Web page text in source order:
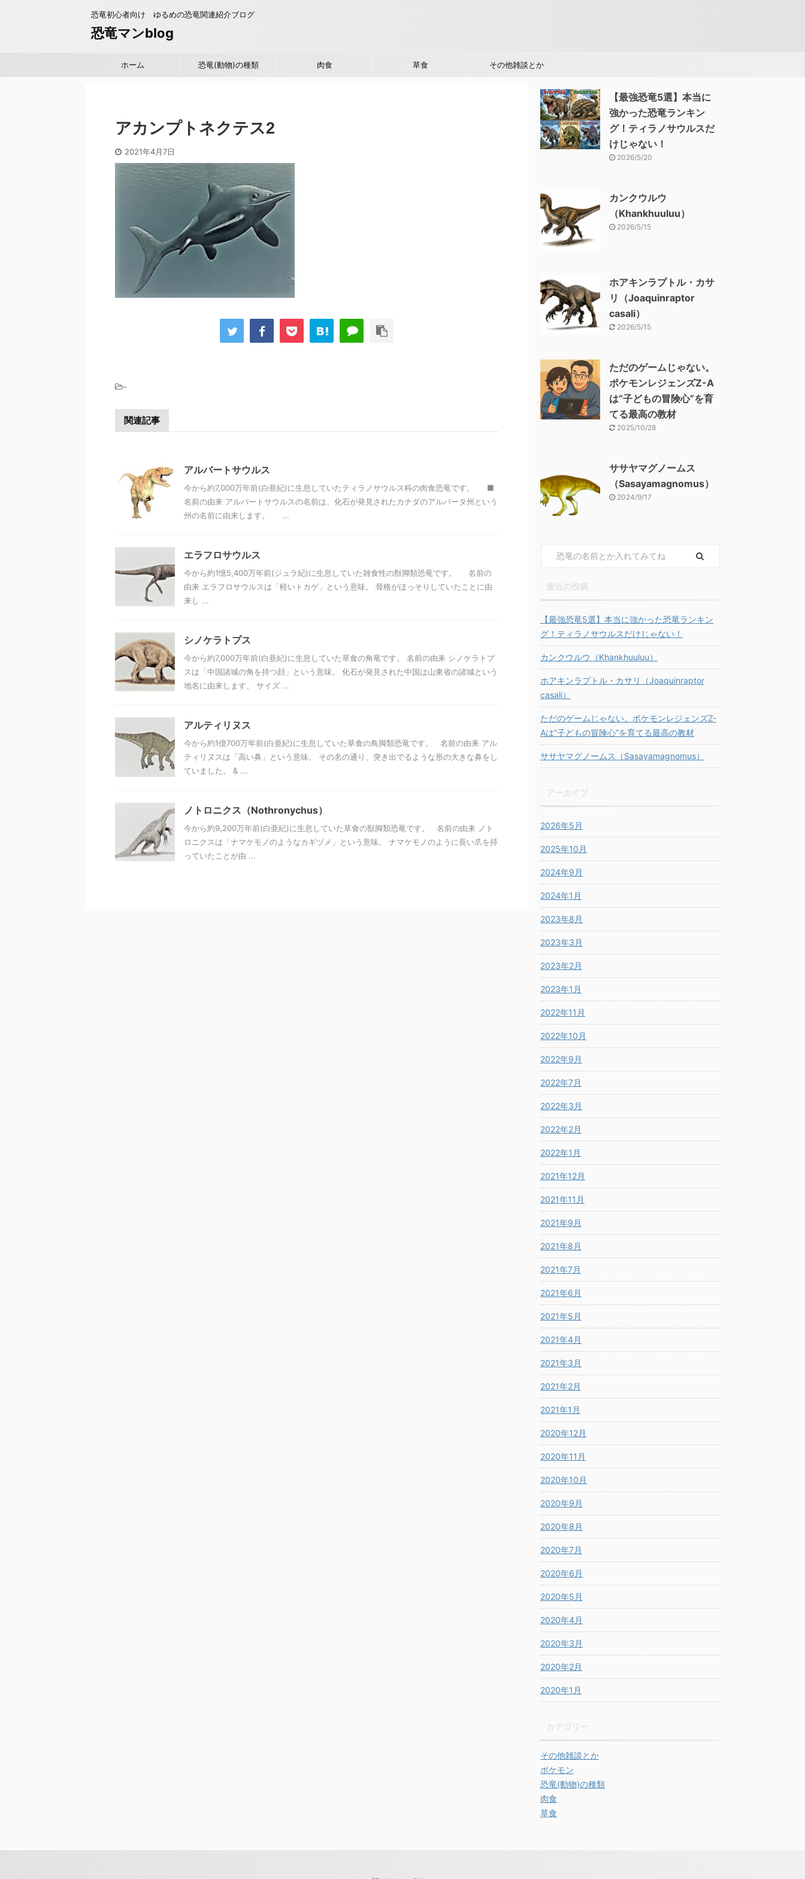
恐竜初心者向け ゆるめの恐竜関連紹介ブログ
恐竜マンblog
ホーム 恐竜(動物)の種類 肉食 草食 その他雑談とか
アカンプトネクテス2
2021年4月7日
-
関連記事
アルバートサウルス
今から約7,000万年前(白亜紀)に生息していたティラノサウルス科の肉食恐竜です。 ■
名前の由来 アルバートサウルスの名前は、化石が発見されたカナダのアルバータ州という
州の名前に由来します。 ...
エラフロサウルス
今から約1憶5,400万年前(ジュラ紀)に生息していた雑食性の獣脚類恐竜です。 名前の
由来 エラフロサウルスは「軽いトカゲ」という意味。 骨格がほっそりしていたことに由
来し ...
シノケラトプス
今から約7,000万年前(白亜紀)に生息していた草食の角竜です。 名前の由来 シノケラトプ
スは「中国諸城の角を持つ顔」という意味。 化石が発見された中国は山東省の諸城という
地名に由来します。 サイズ ...
アルティリヌス
今から約1億700万年前(白亜紀)に生息していた草食の鳥脚類恐竜です。 名前の由来 アル
ティリヌスは「高い鼻」という意味。 その名の通り、突き出でるような形の大きな鼻をし
ていました。 & ...
ノトロニクス（Nothronychus）
今から約9,200万年前(白亜紀)に生息していた草食の獣脚類恐竜です。 名前の由来 ノト
ロニクスは「ナマケモノのようなカギヅメ」という意味。 ナマケモノのように長い爪を持
っていたことが由 ...
【最強恐竜5選】本当に
強かった恐竜ランキン
グ！ティラノサウルスだ
けじゃない！
2026/5/20
カンクウルウ
（Khankhuuluu）
2026/5/15
ホアキンラプトル・カサ
リ（Joaquinraptor
casali）
2026/5/15
ただのゲームじゃない。
ポケモンレジェンズZ-A
は“子どもの冒険心”を育
てる最高の教材
2025/10/28
ササヤマグノームス
（Sasayamagnomus）
2024/9/17
【最強恐竜5選】本当に強かった恐竜ランキン
グ！ティラノサウルスだけじゃない！
カンクウルウ（Khankhuuluu）
ホアキンラプトル・カサリ（Joaquinraptor
casali）
ただのゲームじゃない。ポケモンレジェンズZ-
Aは“子どもの冒険心”を育てる最高の教材
ササヤマグノームス（Sasayamagnomus）
2026年5月
2025年10月
2024年9月
2024年1月
2023年8月
2023年3月
2023年2月
2023年1月
2022年11月
2022年10月
2022年9月
2022年7月
2022年3月
2022年2月
2022年1月
2021年12月
2021年11月
2021年9月
2021年8月
2021年7月
2021年6月
2021年5月
2021年4月
2021年3月
2021年2月
2021年1月
2020年12月
2020年11月
2020年10月
2020年9月
2020年8月
2020年7月
2020年6月
2020年5月
2020年4月
2020年3月
2020年2月
2020年1月
その他雑談とか
ポケモン
恐竜(動物)の種類
肉食
草食